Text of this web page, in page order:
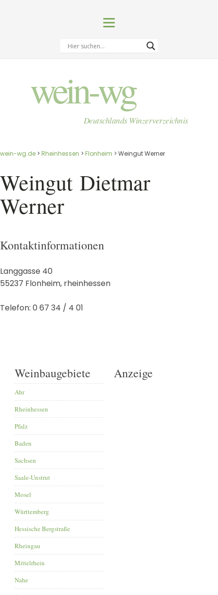
wein-wg
Deutschlands Winzerverzeichnis
wein-wg.de > Rheinhessen > Flonheim > Weingut Werner
Weingut Dietmar
Werner
Kontaktinformationen
Langgasse 40
55237 Flonheim, rheinhessen
Telefon: 0 67 34 / 4 01
Weinbaugebiete
Ahr
Rheinhessen
Pfalz
Baden
Sachsen
Saale-Unstrut
Mosel
Württemberg
Hessische Bergstraße
Rheingau
Mittelrhein
Nahe
Anzeige